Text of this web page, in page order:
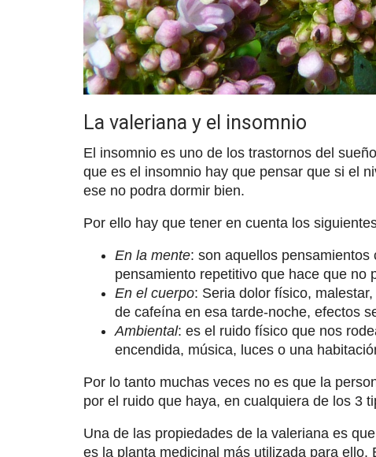
La valeriana y el insomnio
El insomnio es uno de los trastornos del
que es el insomnio hay que pensar que si el
ese no podra dormir bien.
Por ello hay que tener en cuenta los
En la mente: son aquellos
pensamiento repetitivo que hace que no
En el cuerpo: Seria dolor físico,
de cafeína en esa tarde-noche, efectos
Ambiental: es el ruido físico que nos
encendida, música, luces o una
Por lo tanto muchas veces no es que la
por el ruido que haya, en cualquiera de los 3
Una de las propiedades de la valeriana es
es la planta medicinal más utilizada para